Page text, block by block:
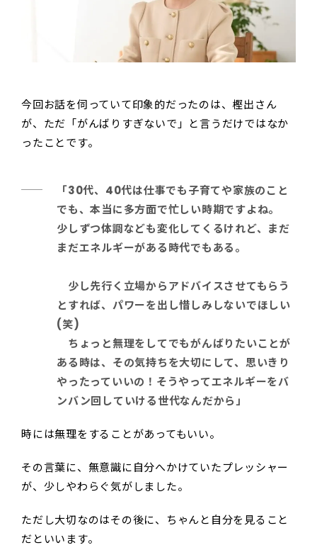
今回お話を伺っていて印象的だったのは、樫出さん
が、ただ「がんばりすぎないで」と言うだけではなか
ったことです。
「30代、40代は仕事でも子育てや家族のこと
でも、本当に多方面で忙しい時期ですよね。
少しずつ体調なども変化してくるけれど、まだ
まだエネルギーがある時代でもある。
少し先行く立場からアドバイスさせてもらう
とすれば、パワーを出し惜しみしないでほしい
(笑)
ちょっと無理をしてでもがんばりたいことが
ある時は、その気持ちを大切にして、思いきり
やったっていいの！そうやってエネルギーをバ
ンバン回していける世代なんだから」
時には無理をすることがあってもいい。
その言葉に、無意識に自分へかけていたプレッシャー
が、少しやわらぐ気がしました。
ただし大切なのはその後に、ちゃんと自分を見ること
だといいます。